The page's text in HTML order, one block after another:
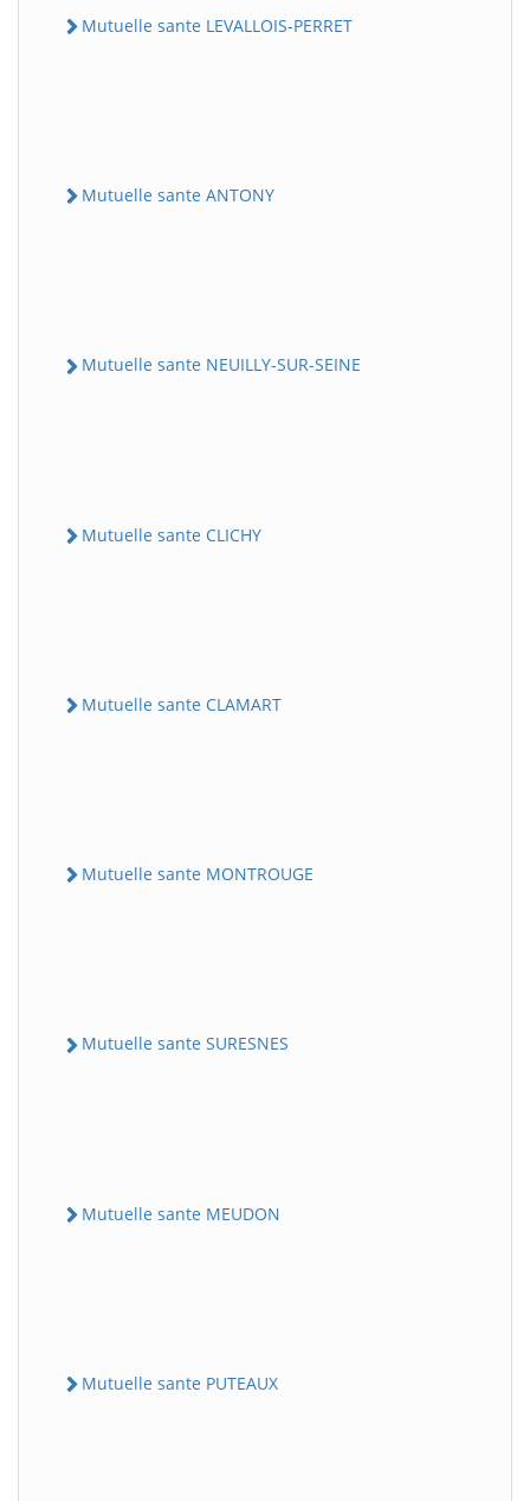
Mutuelle sante LEVALLOIS-PERRET
Mutuelle sante ANTONY
Mutuelle sante NEUILLY-SUR-SEINE
Mutuelle sante CLICHY
Mutuelle sante CLAMART
Mutuelle sante MONTROUGE
Mutuelle sante SURESNES
Mutuelle sante MEUDON
Mutuelle sante PUTEAUX